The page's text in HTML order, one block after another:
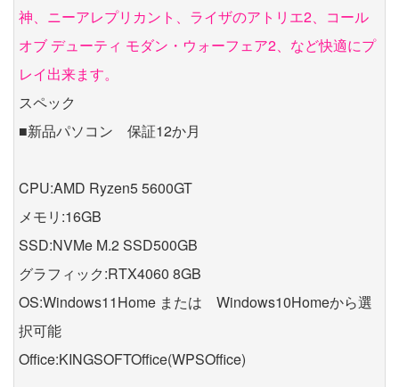
神、ニーアレプリカント、ライザのアトリエ2、コール
オブ デューティ モダン・ウォーフェア2、など快適にプ
レイ出来ます。
スペック
■新品パソコン 保証12か月
CPU:AMD Ryzen5 5600GT
メモリ:16GB
SSD:NVMe M.2 SSD500GB
グラフィック:RTX4060 8GB
OS:Windows11Home または Windows10Homeから選
択可能
Office:KINGSOFTOffice(WPSOffice)